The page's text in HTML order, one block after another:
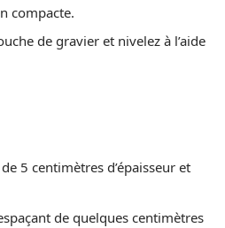
compacte.
de gravier et nivelez à l’aide
5 centimètres d’épaisseur et
de quelques centimètres